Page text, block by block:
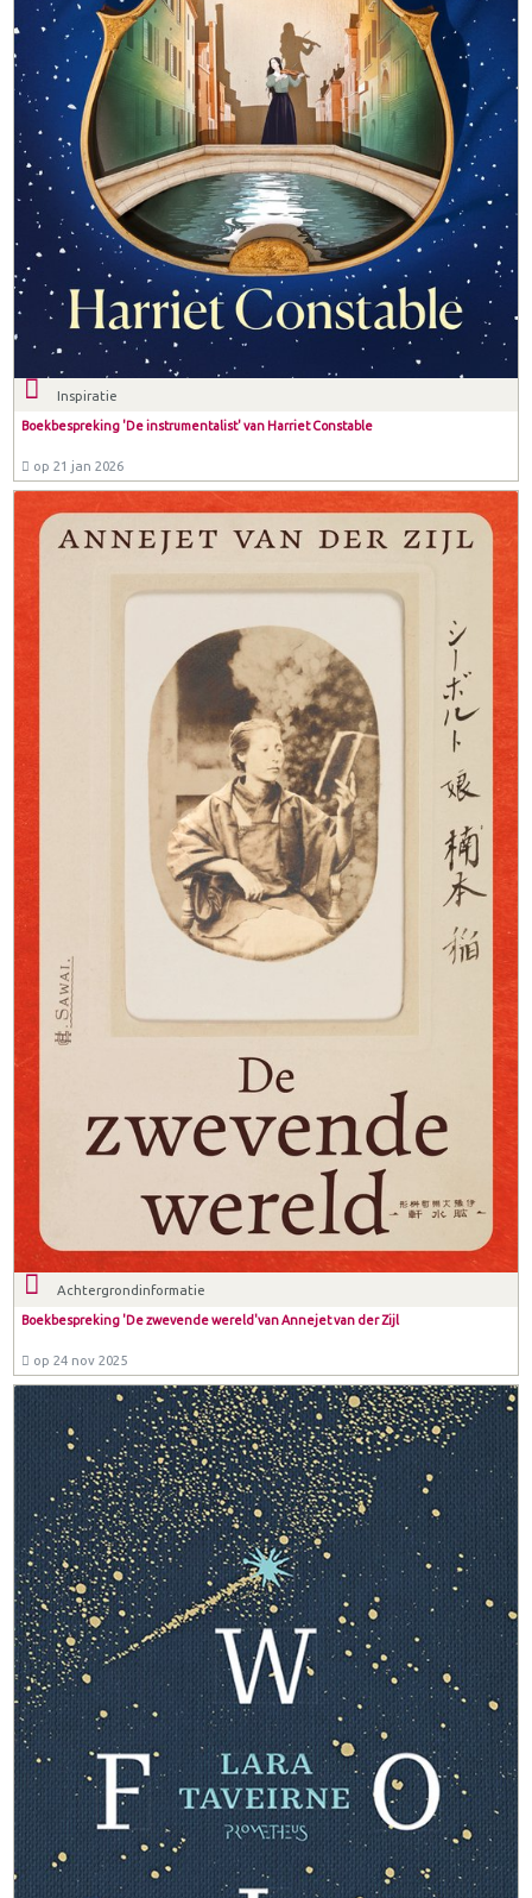
Inspiratie
Boekbespreking 'De instrumentalist' van Harriet Constable
op 21 jan 2026
Achtergrondinformatie
Boekbespreking 'De zwevende wereld'van Annejet van der Zijl
op 24 nov 2025